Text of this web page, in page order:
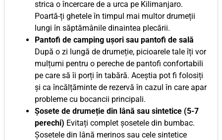
strica o încercare de a urca pe Kilimanjaro.
Poartă-ți ghetele în timpul mai multor drumeții
lungi în săptămânile dinaintea plecării.
Pantofi de camping ușori sau pantofi de sală
După o zi lungă de drumeție, picioarele tale îți vor
mulțumi pentru o pereche de pantofi confortabili
pe care să îi porți în tabără. Aceștia pot fi folosiți
și ca încălțăminte de rezervă în cazul în care apar
probleme cu bocancii principali.
Șosete de drumeție din lână sau sintetice (5-7
perechi) Evitați complet șosetele din bumbac.
Șosetele din lână merinos sau cele sintetice